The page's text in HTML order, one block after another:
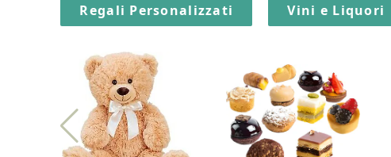
Regali Personalizzati Vini e Liquori